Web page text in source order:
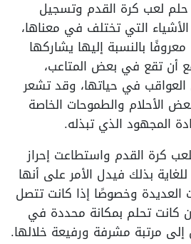
حلم لعب كرة القدم وتسجيل
التي تختلف في معناها،
بالنسبة إليها يشاركها
أن تقع في بعض المتاعب،
في حياتها، وقد تشعر
الأحلام والطموحات الخاصة
المجهود الذي تبذله.
كرة القدم واستطاعت إحراز
بذلك فيدل الأمر على أنها
وخصوصًا إذا كانت تتصل
كانت تحلم بمكانة محددة في
مرتبة مشرفة ورفيعة خلالها.